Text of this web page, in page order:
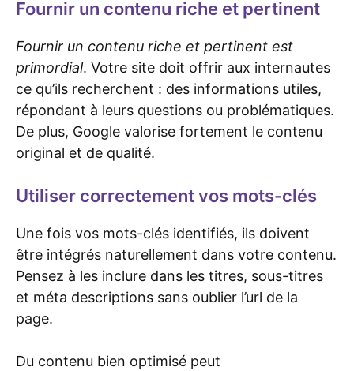
Fournir un contenu riche et pertinent
Fournir un contenu riche et pertinent est
primordial. Votre site doit offrir aux internautes
ce qu’ils recherchent : des informations utiles,
répondant à leurs questions ou problématiques.
De plus, Google valorise fortement le contenu
original et de qualité.
Utiliser correctement vos mots-clés
Une fois vos mots-clés identifiés, ils doivent
être intégrés naturellement dans votre contenu.
Pensez à les inclure dans les titres, sous-titres
et méta descriptions sans oublier l’url de la
page.
Du contenu bien optimisé peut